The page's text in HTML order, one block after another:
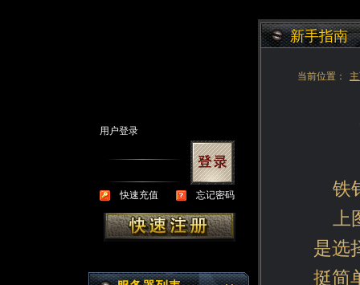
用户登录
忘记密码
快速充值
新手指南
当前位置：
铁
是选
挺简